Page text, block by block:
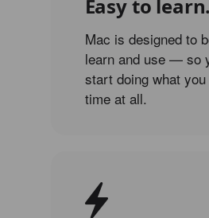
Easy to learn.
Mac is designed to
learn and use — so
start doing what
time at all.